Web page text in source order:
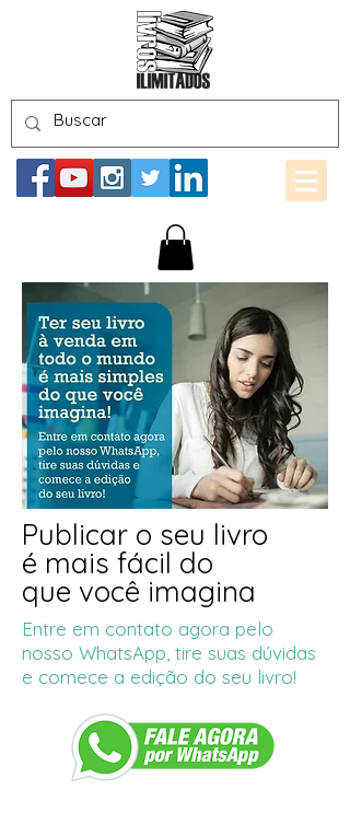
Publicar o seu livro
é mais fácil do
que você imagina
Entre em contato agora pelo
nosso WhatsApp, tire suas dúvidas
e comece a edição do seu livro!